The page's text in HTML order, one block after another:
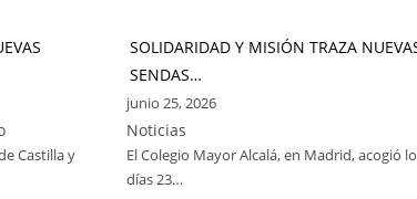
Castilla y
SOLIDARIDAD Y MISIÓN TRAZA
SENDAS…
junio 25, 2026
Noticias
El Colegio Mayor Alcalá, en Madrid, acogió
días 23…